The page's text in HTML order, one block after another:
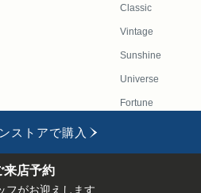
ストアで購入
Classic
Vintage
Sunshine
Universe
Fortune
せフ
予約
STORE
来店予約
フがお迎えします